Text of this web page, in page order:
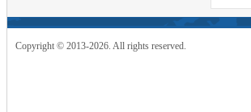
Copyright © 2013-2026. All rights reserved.